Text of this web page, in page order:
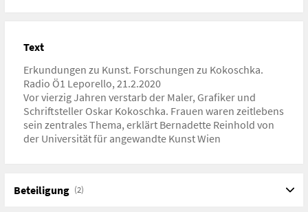
Text
Erkundungen zu Kunst. Forschungen zu Kokoschka.
Radio Ö1 Leporello, 21.2.2020
Vor vierzig Jahren verstarb der Maler, Grafiker und
Schriftsteller Oskar Kokoschka. Frauen waren zeitlebens
sein zentrales Thema, erklärt Bernadette Reinhold von
der Universität für angewandte Kunst Wien
Beteiligung (2)